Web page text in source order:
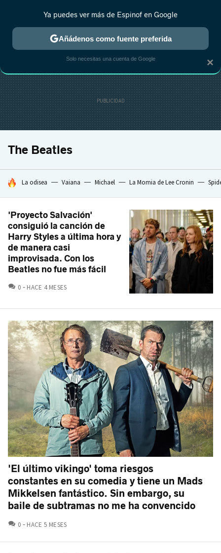
ESTRENOS REALITY ANIME RANKINGS CINE
The Beatles
HOY SE HABLA DE
La odisea Vaiana Michael La Momia de Lee Cronin
'Proyecto Salvación'
consiguió la canción de
Harry Styles a última hora y
de manera casi
improvisada. Con los
Beatles no fue más fácil
0 COMENTARIOS
HACE 4 MESES
'El último vikingo' toma riesgos
constantes en su comedia y tiene un Mads
Mikkelsen fantástico. Sin embargo, su
baile de subtramas no me ha convencido
0 COMENTARIOS
HACE 5 MESES
×
Ya puedes ver más de Espinof en Google
Añádenos como fuente preferida
Solo necesitas una cuenta de Google